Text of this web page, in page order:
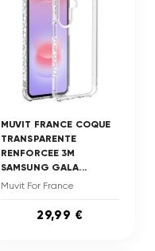
MUVIT FRANCE COQUE
TRANSPARENTE
RENFORCEE 3M
SAMSUNG GALA...
Muvit For France
29,99 €